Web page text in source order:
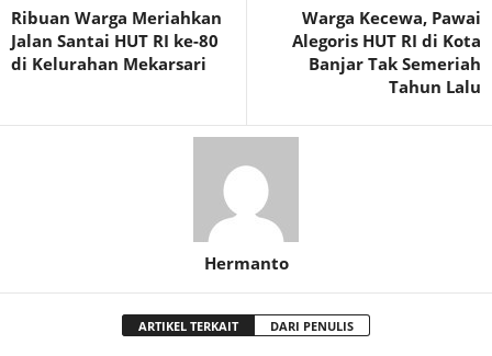
Ribuan Warga Meriahkan
Jalan Santai HUT RI ke-80
di Kelurahan Mekarsari
Warga Kecewa, Pawai
Alegoris HUT RI di Kota
Banjar Tak Semeriah
Tahun Lalu
Hermanto
ARTIKEL TERKAIT DARI PENULIS